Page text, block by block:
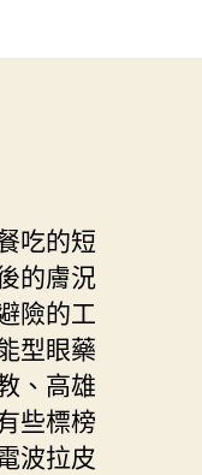
吃的短
的膚況
險的工
型眼藥
、高雄
些標榜
波拉皮